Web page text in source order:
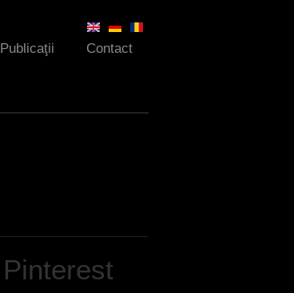
Publicaţii Contact
Pinterest